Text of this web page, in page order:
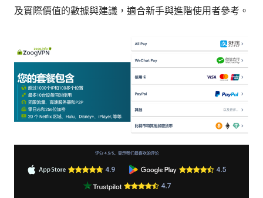
及實際價值的數據與建議，適合新手與進階使用者參考。